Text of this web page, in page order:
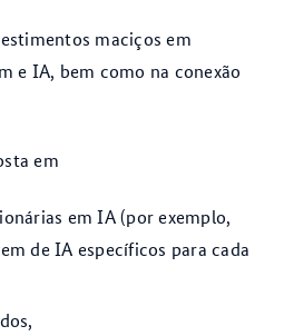
maciços em
e IA, bem como na conexão
em
em IA (por exemplo,
de IA específicos para cada